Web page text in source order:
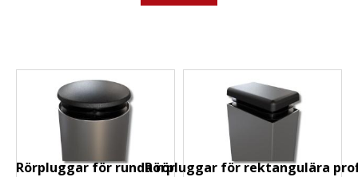
Hos oss på Swedimport hittar du rörpluggar för runda
Rörpluggar för runda rörRörpluggar för rektangulära